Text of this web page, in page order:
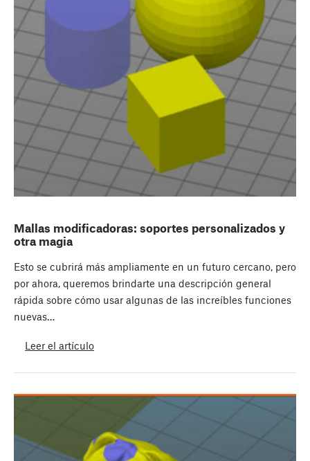
Mallas modificadoras: soportes personalizados y
otra magia
Esto se cubrirá más ampliamente en un futuro cercano, pero
por ahora, queremos brindarte una descripción general
rápida sobre cómo usar algunas de las increíbles funciones
nuevas…
Leer el artículo